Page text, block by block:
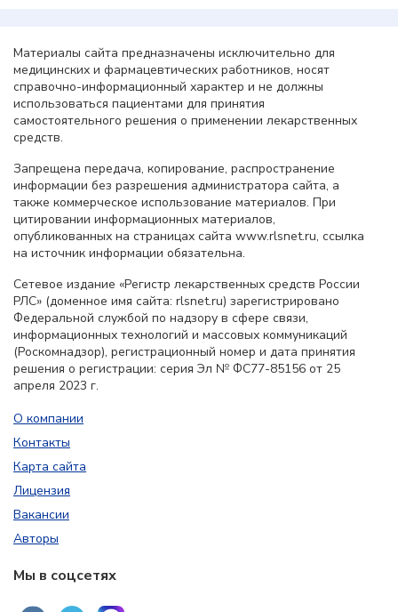
Материалы сайта предназначены исключительно для
медицинских и фармацевтических работников, носят
справочно-информационный характер и не должны
использоваться пациентами для принятия
самостоятельного решения о применении лекарственных
средств.
Запрещена передача, копирование, распространение
информации без разрешения администратора сайта, а
также коммерческое использование материалов. При
цитировании информационных материалов,
опубликованных на страницах сайта www.rlsnet.ru, ссылка
на источник информации обязательна.
Сетевое издание «Регистр лекарственных средств России
РЛС» (доменное имя сайта: rlsnet.ru) зарегистрировано
Федеральной службой по надзору в сфере связи,
информационных технологий и массовых коммуникаций
(Роскомнадзор), регистрационный номер и дата принятия
решения о регистрации: серия Эл № ФС77-85156 от 25
апреля 2023 г.
О компании
Контакты
Карта сайта
Лицензия
Вакансии
Авторы
Мы в соцсетях